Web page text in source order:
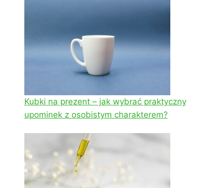
Kubki na prezent – jak wybrać praktyczny
upominek z osobistym charakterem?